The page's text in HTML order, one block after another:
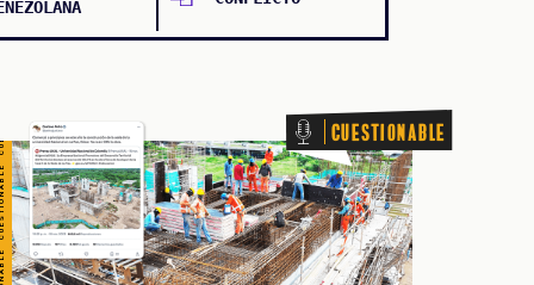
Cuestionable